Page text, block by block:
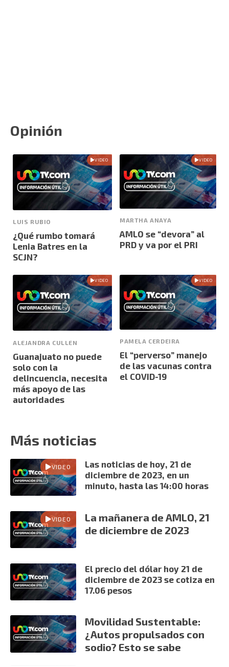
Opinión
VIDEO
LUIS RUBIO
¿Qué rumbo tomará
Lenia Batres en la
SCJN?
VIDEO
MARTHA ANAYA
AMLO se “devora” al
PRD y va por el PRI
VIDEO
ALEJANDRA CULLEN
Guanajuato no puede
solo con la
delincuencia, necesita
más apoyo de las
autoridades
VIDEO
PAMELA CERDEIRA
El “perverso” manejo
de las vacunas contra
el COVID-19
Más noticias
VIDEO
Las noticias de hoy, 21 de
diciembre de 2023, en un
minuto, hasta las 14:00 horas
VIDEO
La mañanera de AMLO, 21
de diciembre de 2023
El precio del dólar hoy 21 de
diciembre de 2023 se cotiza en
17.06 pesos
Movilidad Sustentable:
¿Autos propulsados con
sodio? Esto se sabe